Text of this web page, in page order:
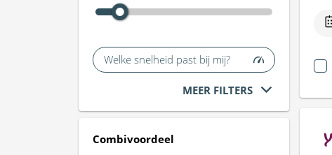
Welke snelheid past bij mij?
MEER FILTERS
Combivoordeel